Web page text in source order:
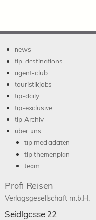
news
tip-destinations
agent-club
touristikjobs
tip-daily
tip-exclusive
tip Archiv
über uns
tip mediadaten
tip themenplan
team
Profi Reisen
Verlagsgesellschaft m.b.H.
Seidlgasse 22